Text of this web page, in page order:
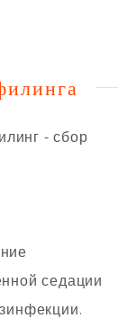
седации